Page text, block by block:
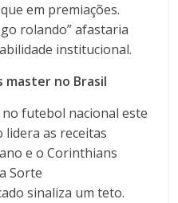
em premiações.
rolando” afastaria
institucional.
master no Brasil
futebol nacional este
lidera as receitas
e o Corinthians
Sorte
sinaliza um teto.